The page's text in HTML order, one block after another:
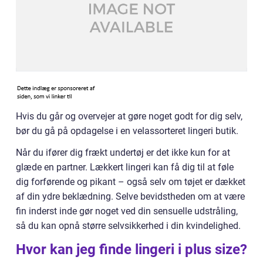
Hvis du går og overvejer at gøre noget godt for dig selv,
bør du gå på opdagelse i en velassorteret lingeri butik.
Når du ifører dig frækt undertøj er det ikke kun for at
glæde en partner. Lækkert lingeri kan få dig til at føle
dig forførende og pikant – også selv om tøjet er dækket
af din ydre beklædning. Selve bevidstheden om at være
fin inderst inde gør noget ved din sensuelle udstråling,
så du kan opnå større selvsikkerhed i din kvindelighed.
Hvor kan jeg finde lingeri i plus size?